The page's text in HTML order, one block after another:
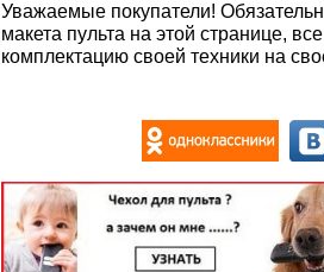
Уважаемые покупатели!
макета пульта на этой странице,
комплектацию своей техники на